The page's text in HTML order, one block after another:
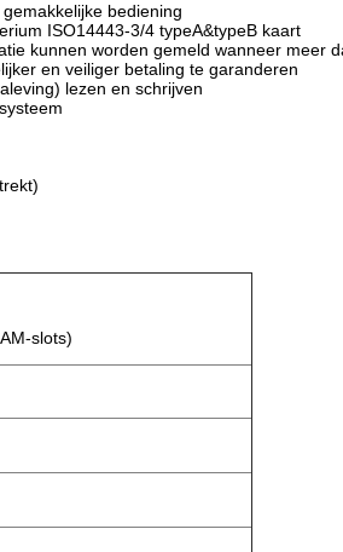
bediening
ISO14443-3/4 typeA&typeB kaart
kunnen worden gemeld wanneer meer
en veiliger betaling te garanderen
lezen en schrijven
slots)